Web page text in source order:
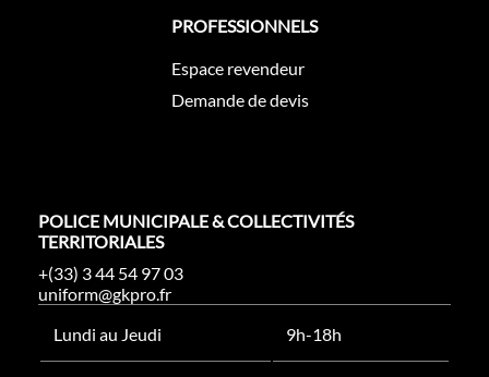
PROFESSIONNELS
Espace revendeur
Demande de devis
POLICE MUNICIPALE & COLLECTIVITÉS
TERRITORIALES
+(33) 3 44 54 97 03
uniform@gkpro.fr
Lundi au Jeudi
9h-18h